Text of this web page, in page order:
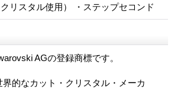
リスタル使用） ・ステップセコンド
AGの登録商標です。
的なカット・クリスタル・メーカ